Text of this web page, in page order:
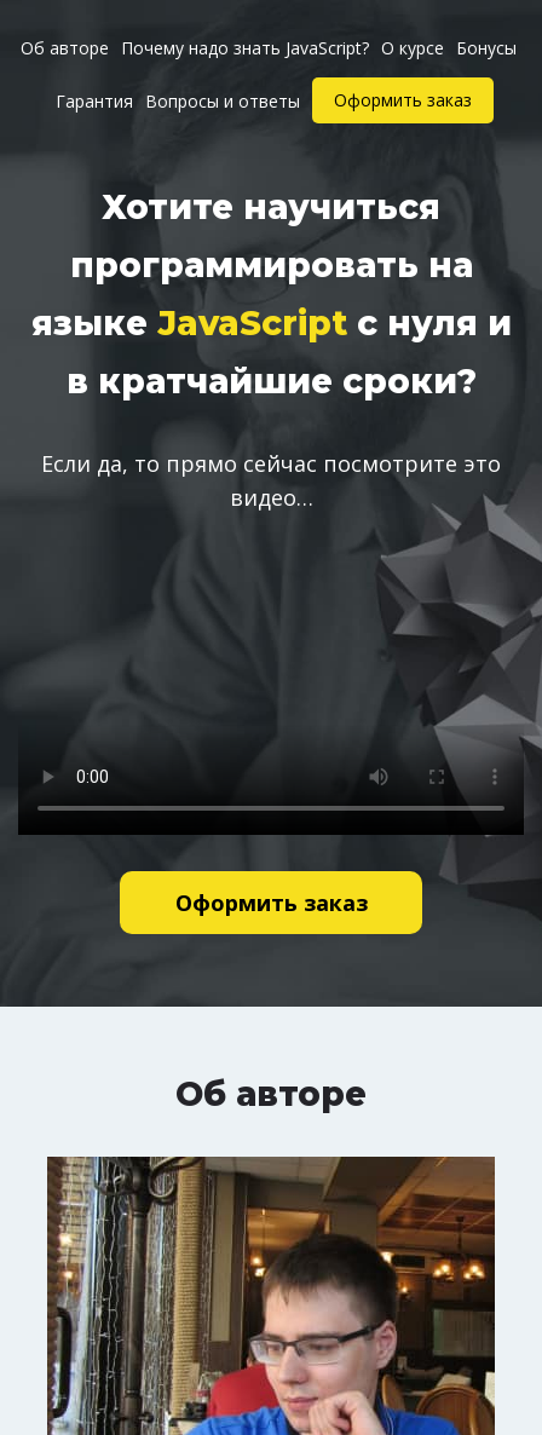
Об авторе Почему надо знать JavaScript? О курсе Бонусы
Гарантия Вопросы и ответы Оформить заказ
Хотите научиться
программировать на
языке JavaScriptс нуля и
в кратчайшие сроки?
Если да, то прямо сейчас посмотрите это
видео…
Оформить заказ
Об авторе